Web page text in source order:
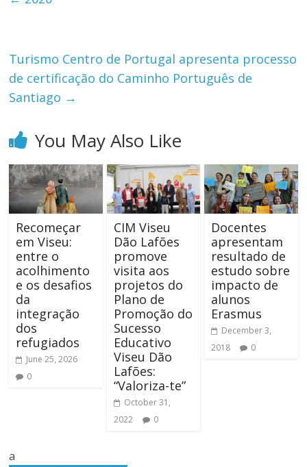
Turismo Centro de Portugal apresenta processo
de certificação do Caminho Português de
Santiago →
You May Also Like
Recomeçar
em Viseu:
entre o
acolhimento
e os desafios
da
integração
dos
refugiados
June 25, 2026
0
CIM Viseu
Dão Lafões
promove
visita aos
projetos do
Plano de
Promoção do
Sucesso
Educativo
Viseu Dão
Lafões:
“Valoriza-te”
October 31,
2022
0
Docentes
apresentam
resultado de
estudo sobre
impacto de
alunos
Erasmus
December 3,
2018
0
a